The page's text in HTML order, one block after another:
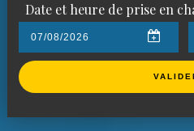
Date et heure de prise en